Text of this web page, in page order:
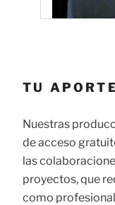
TU
Nuestras
de acceso
las
proyectos, que
como